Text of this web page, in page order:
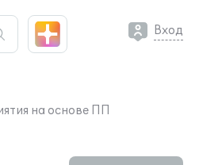
Вход
на основе ПП